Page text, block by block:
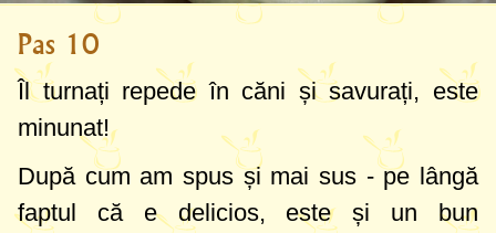
Pas 10
Îl turnați repede în căni și savurați, este
minunat!
După cum am spus și mai sus - pe lângă
faptul că e delicios, este și un bun